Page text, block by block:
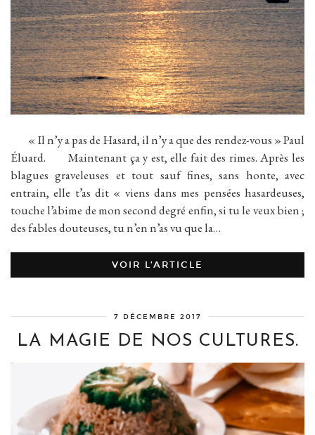
« Il n’y a pas de Hasard, il n’y a que des rendez-vous » Paul
Éluard. Maintenant ça y est, elle fait des rimes. Après les
blagues graveleuses et tout sauf fines, sans honte, avec
entrain, elle t’as dit « viens dans mes pensées hasardeuses,
touche l’abime de mon second degré enfin, si tu le veux bien ;
des fables douteuses, tu n’en n’as vu que la…
VOIR L’ARTICLE
7 DÉCEMBRE 2017
LA MAGIE DE NOS CULTURES.